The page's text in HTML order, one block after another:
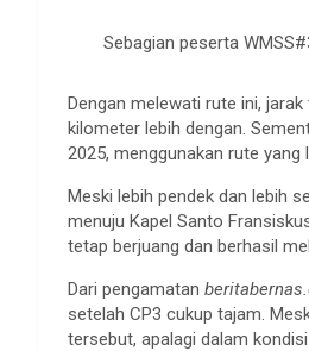
Sebagian peserta
Dengan melewati rute ini,
kilometer lebih dengan.
2025, menggunakan rute
Meski lebih pendek dan lebih
menuju Kapel Santo
tetap berjuang dan berhasil
Dari pengamatan
setelah CP3 cukup tajam.
tersebut, apalagi dalam